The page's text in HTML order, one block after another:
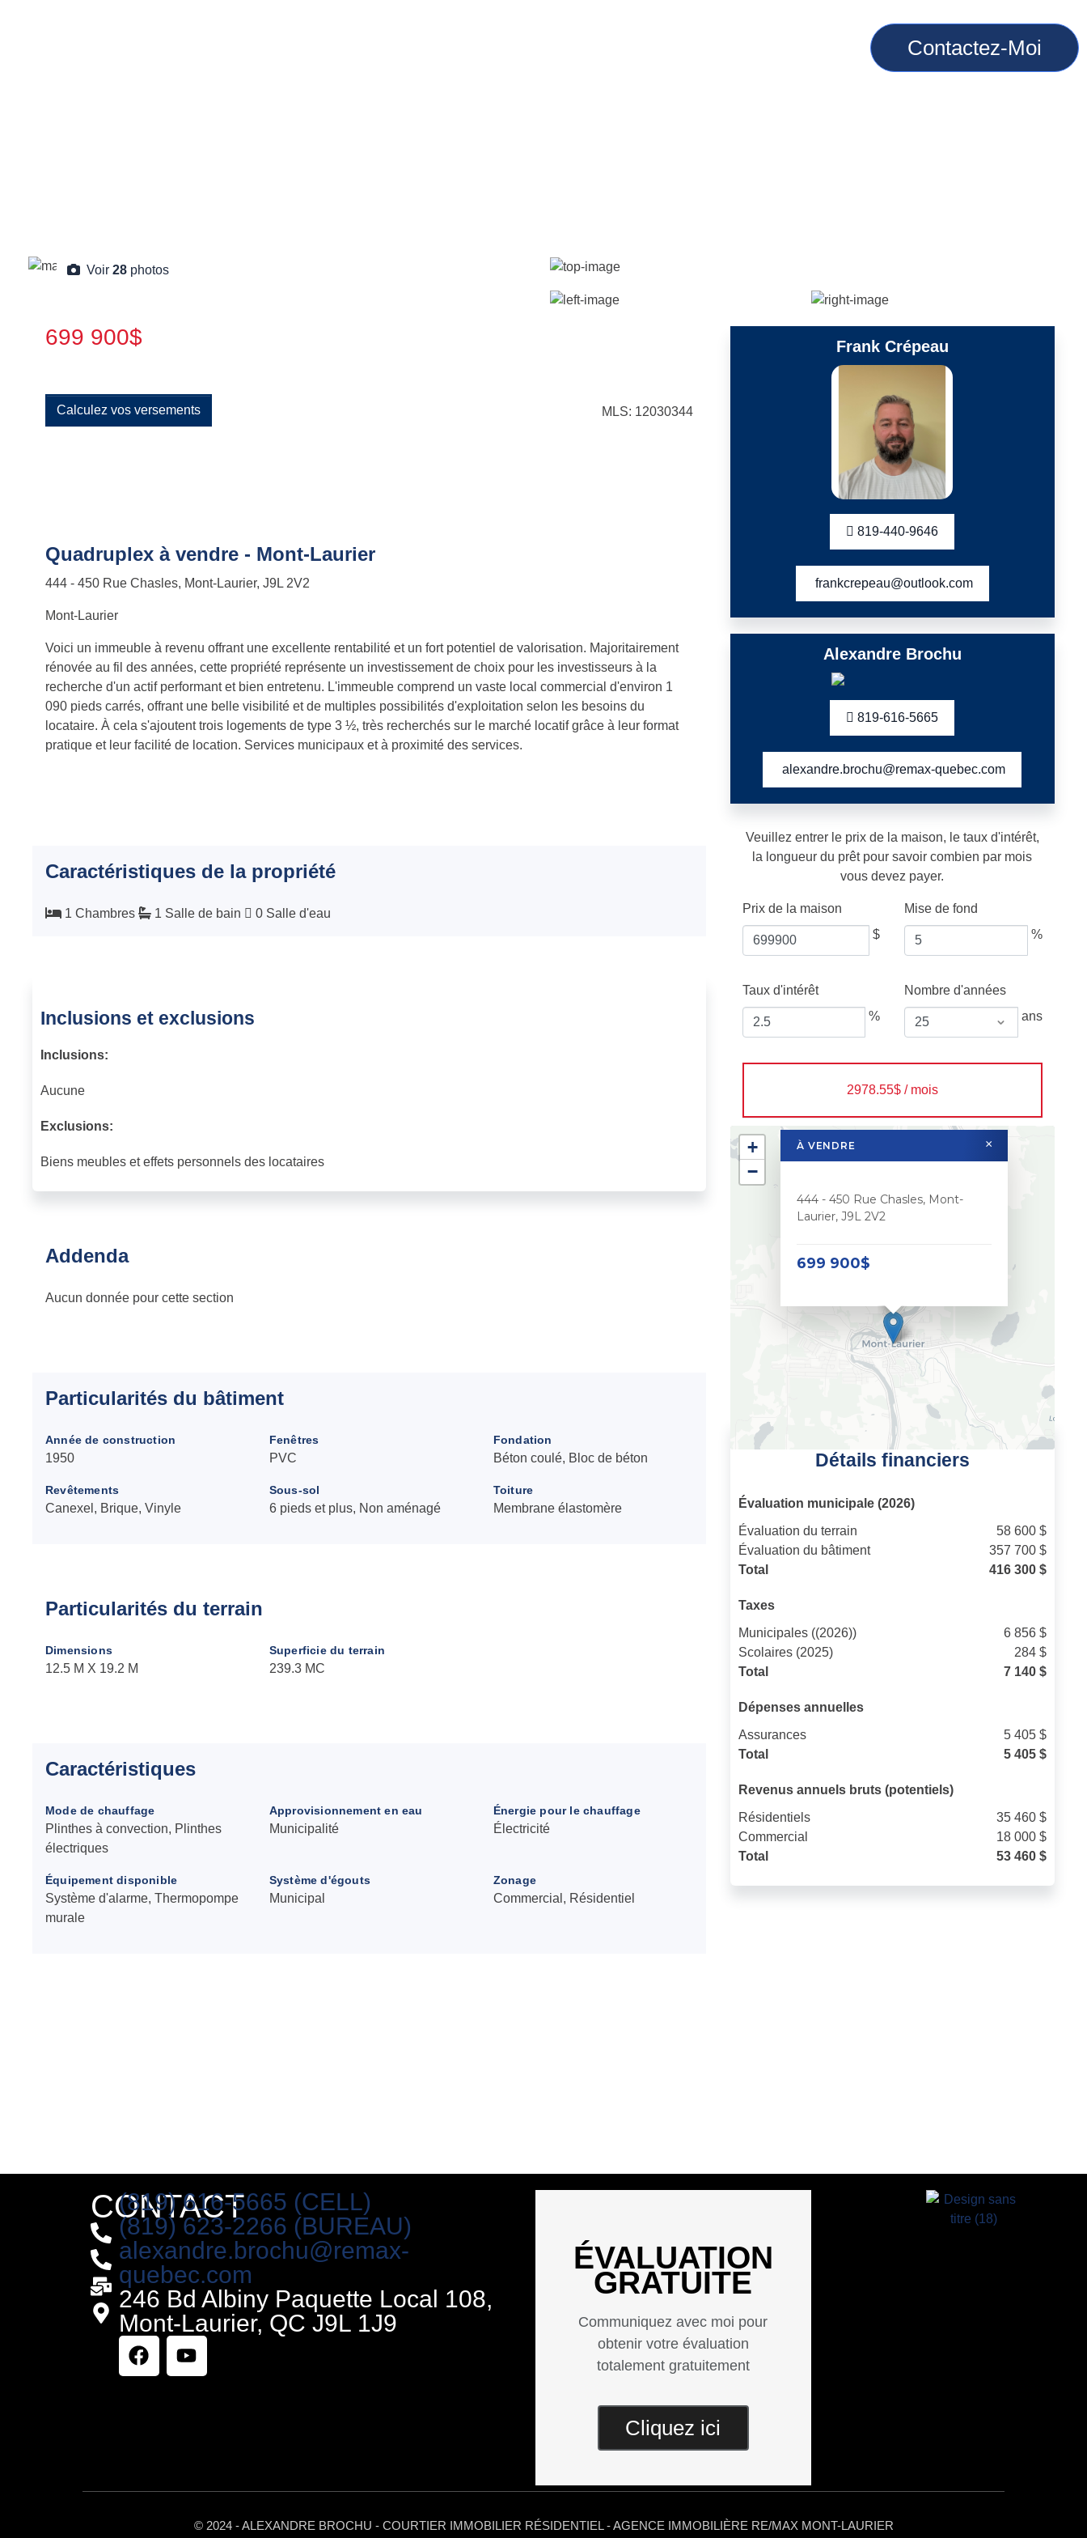
Contactez-Moi
Voir 28 photos
699 900$
Calculez vos versements MLS: 12030344
Quadruplex à vendre - Mont-Laurier
444 - 450 Rue Chasles, Mont-Laurier, J9L 2V2
Mont-Laurier
Voici un immeuble à revenu offrant une excellente rentabilité et un fort potentiel de valorisation. Majoritairement
rénovée au fil des années, cette propriété représente un investissement de choix pour les investisseurs à la
recherche d'un actif performant et bien entretenu. L'immeuble comprend un vaste local commercial d'environ 1
090 pieds carrés, offrant une belle visibilité et de multiples possibilités d'exploitation selon les besoins du
locataire. À cela s'ajoutent trois logements de type 3 ½, très recherchés sur le marché locatif grâce à leur format
pratique et leur facilité de location. Services municipaux et à proximité des services.
Caractéristiques de la propriété
1 Chambres 1 Salle de bain 0 Salle d'eau
Inclusions et exclusions
Inclusions:
Aucune
Exclusions:
Biens meubles et effets personnels des locataires
Addenda
Aucun donnée pour cette section
Particularités du bâtiment
Année de construction
1950
Fenêtres
PVC
Fondation
Béton coulé, Bloc de béton
Revêtements
Canexel, Brique, Vinyle
Sous-sol
6 pieds et plus, Non aménagé
Toiture
Membrane élastomère
Particularités du terrain
Dimensions
12.5 M X 19.2 M
Superficie du terrain
239.3 MC
Caractéristiques
Mode de chauffage
Plinthes à convection, Plinthes
électriques
Approvisionnement en eau
Municipalité
Énergie pour le chauffage
Électricité
Équipement disponible
Système d'alarme, Thermopompe
murale
Système d'égouts
Municipal
Zonage
Commercial, Résidentiel
Frank Crépeau
819-440-9646
frankcrepeau@outlook.com
Alexandre Brochu
819-616-5665
alexandre.brochu@remax-quebec.com
Veuillez entrer le prix de la maison, le taux d'intérêt,
la longueur du prêt pour savoir combien par mois
vous devez payer.
Prix de la maison
$
Mise de fond
%
Taux d'intérêt
%
Nombre d'années
ans
2978.55$ / mois
À VENDRE
444 - 450 Rue Chasles, Mont-
Laurier, J9L 2V2
699 900$
×
+
−
Détails financiers
Évaluation municipale (2026)
Évaluation du terrain
58 600 $
Évaluation du bâtiment
357 700 $
Total
416 300 $
Taxes
Municipales ((2026))
6 856 $
Scolaires (2025)
284 $
Total
7 140 $
Dépenses annuelles
Assurances
5 405 $
Total
5 405 $
Revenus annuels bruts (potentiels)
Résidentiels
35 460 $
Commercial
18 000 $
Total
53 460 $
CONTACT
(819) 616-5665 (CELL)
(819) 623-2266 (BUREAU)
alexandre.brochu@remax-
quebec.com
246 Bd Albiny Paquette Local 108,
Mont-Laurier, QC J9L 1J9
ÉVALUATION
GRATUITE
Communiquez avec moi pour
obtenir votre évaluation
totalement gratuitement
Cliquez ici
© 2024 - ALEXANDRE BROCHU - COURTIER IMMOBILIER RÉSIDENTIEL - AGENCE IMMOBILIÈRE RE/MAX MONT-LAURIER